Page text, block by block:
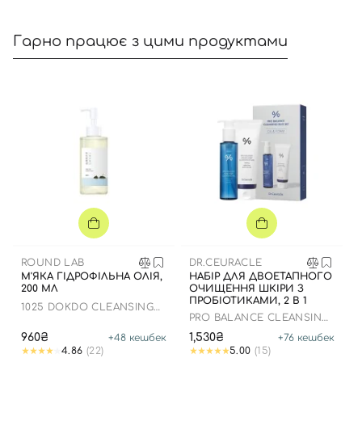
Гарно працює з цими продуктами
ROUND LAB
М'ЯКА ГІДРОФІЛЬНА ОЛІЯ,
200 МЛ
1025 DOKDO CLEANSING
960₴ +48 кешбек
4.86 (22)
DR.CEURACLE
НАБІР ДЛЯ ДВОЕТАПНОГО
ОЧИЩЕННЯ ШКІРИ З
ПРОБІОТИКАМИ, 2 В 1
PRO BALANCE CLEANSING
1,530₴ +76 кешбек
5.00 (15)